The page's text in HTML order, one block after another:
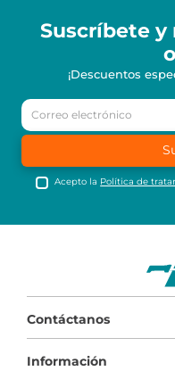
Suscríbete y
¡Descuentos
Acepto la Política de
Contáctanos
Información